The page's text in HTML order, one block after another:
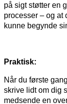
på sigt støtter en
processer – og
kunne begynde
Praktisk:
Når du første
skrive lidt om dig
medsende en